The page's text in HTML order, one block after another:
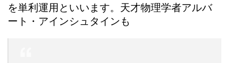
を単利運用といいます。天才物理学者アルバ
ート・アインシュタインも